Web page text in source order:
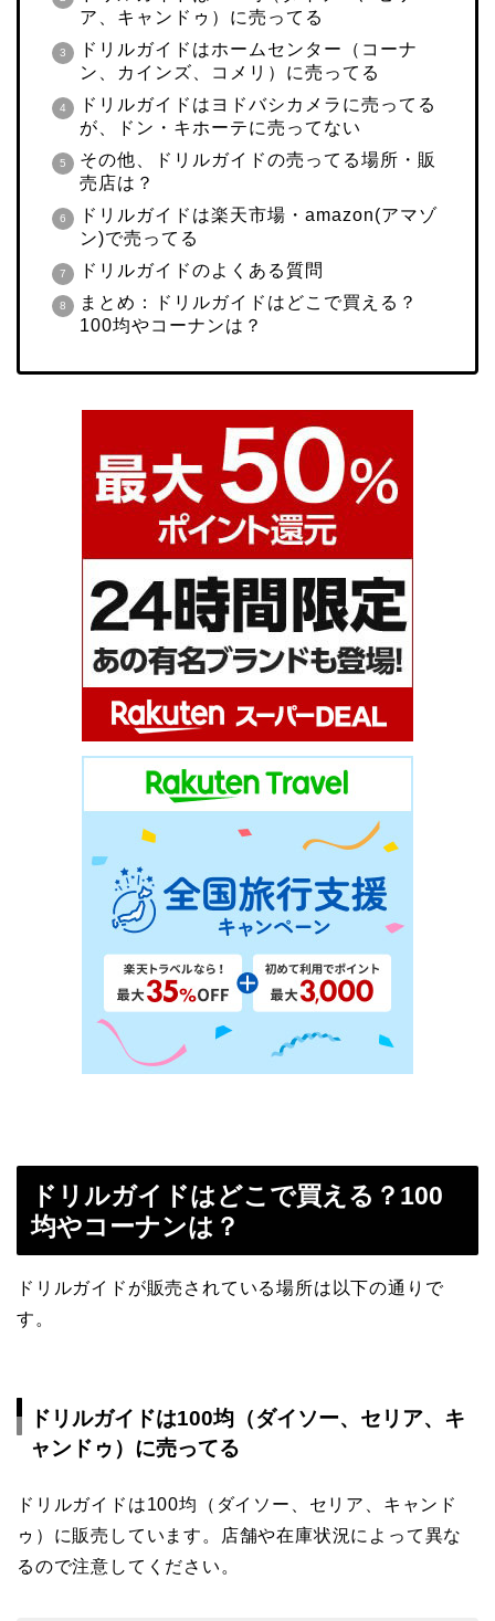
ア、キャンドゥ）に売ってる
ドリルガイドはホームセンター（コーナ
ン、カインズ、コメリ）に売ってる
ドリルガイドはヨドバシカメラに売ってる
が、ドン・キホーテに売ってない
その他、ドリルガイドの売ってる場所・販
売店は？
ドリルガイドは楽天市場・amazon(アマゾ
ン)で売ってる
ドリルガイドのよくある質問
まとめ：ドリルガイドはどこで買える？
100均やコーナンは？
ドリルガイドはどこで買える？100
均やコーナンは？
ドリルガイドが販売されている場所は以下の通りで
す。
ドリルガイドは100均（ダイソー、セリア、キ
ャンドゥ）に売ってる
ドリルガイドは100均（ダイソー、セリア、キャンド
ゥ）に販売しています。店舗や在庫状況によって異な
るので注意してください。